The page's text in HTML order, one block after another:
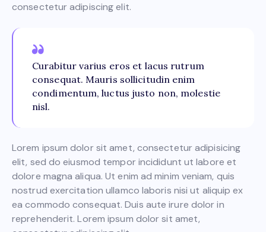
consectetur adipiscing elit.
Curabitur varius eros et lacus rutrum
consequat. Mauris sollicitudin enim
condimentum, luctus justo non, molestie
nisl.
Lorem ipsum dolor sit amet, consectetur adipisicing
elit, sed do eiusmod tempor incididunt ut labore et
dolore magna aliqua. Ut enim ad minim veniam, quis
nostrud exercitation ullamco laboris nisi ut aliquip ex
ea commodo consequat. Duis aute irure dolor in
reprehenderit. Lorem ipsum dolor sit amet,